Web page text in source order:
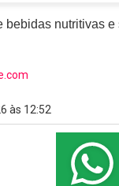
nutritivas
às 12:52